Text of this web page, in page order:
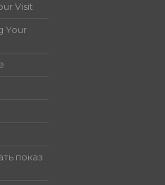
Visit
Your
показ